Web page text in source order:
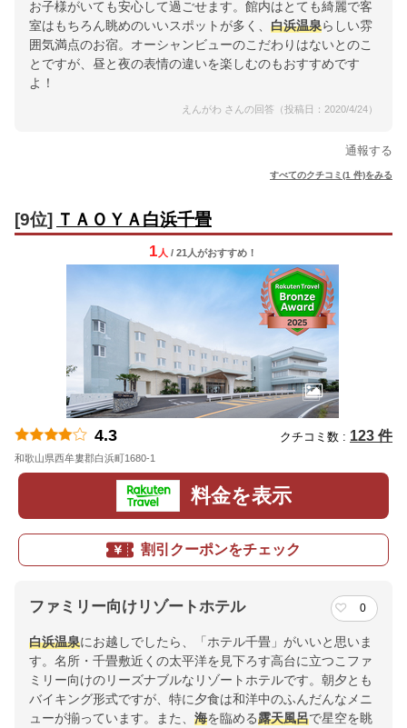
お子様がいても安心して過ごせます。館内はとても綺麗で客
室はもちろん眺めのいいスポットが多く、 白浜温泉らしい雰
囲気満点のお宿。オーシャンビューのこだわりはないとのこ
とですが、昼と夜の表情の違いを楽しむのもおすすめです
よ！
えんがわ さんの回答（投稿日：2020/4/24）
通報する
すべてのクチコミ(1 件)をみる
[9位] ＴＡＯＹＡ白浜千畳
1 人 / 21人がおすすめ！
4.3 クチコミ数 : 123 件
和歌山県西牟婁郡白浜町1680-1
料金を表示
割引クーポンをチェック
ファミリー向けリゾートホテル 0
白浜温泉にお越しでしたら、「ホテル千畳」がいいと思いま
す。名所・千畳敷近くの太平洋を見下ろす高台に立つこファ
ミリー向けのリーズナブルなリゾートホテルです。朝夕とも
バイキング形式ですが、特に夕食は和洋中のふんだんなメニ
ューが揃っています。また、 海を臨める露天風呂で星空を眺